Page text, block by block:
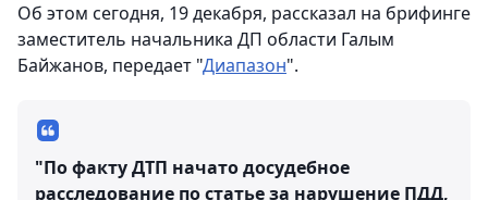
Об этом сегодня, 19 декабря, рассказал на брифинге
заместитель начальника ДП области Галым
Байжанов, передает "Диапазон".
"По факту ДТП начато досудебное
расследование по статье за нарушение ПДД,